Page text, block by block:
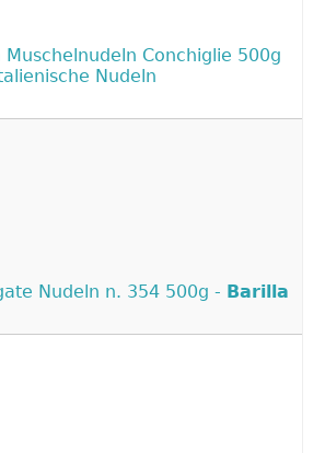
Muschelnudeln Conchiglie 500g
Nudeln
Nudeln n. 354 500g - Barilla